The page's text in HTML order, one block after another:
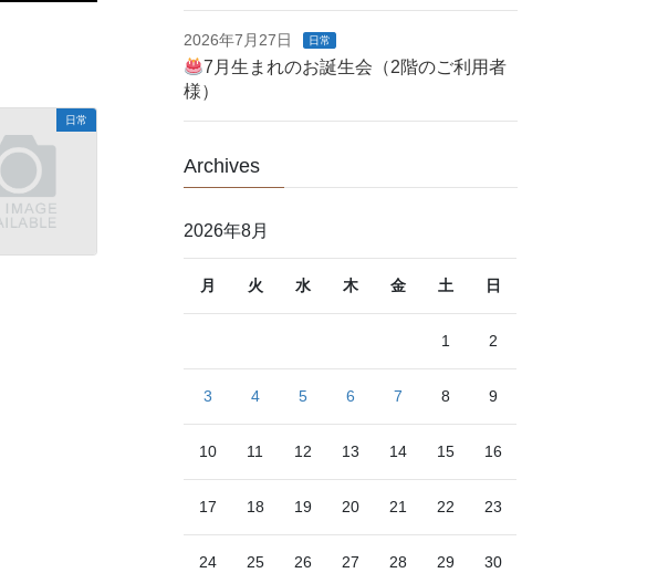
日常
2026年7月27日 日常
7月生まれのお誕生会（2階のご利用者
様）
Archives
2026年8月
月 火 水 木 金 土 日
1 2
3 4 5 6 7 8 9
10 11 12 13 14 15 16
17 18 19 20 21 22 23
24 25 26 27 28 29 30